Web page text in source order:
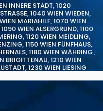
INNERE STADT,1020
,1040 WIEN WIEDEN,
MARIAHILF,1070 WIEN
1090 WIEN ALSERGRUND,1100
,1120 WIEN MEIDLING,
,1150 WIEN FÜNFHAUS,
,1180 WIEN WÄHRING ,
BRIGITTENAU,1210 WIEN
,1230 WIEN LIESING